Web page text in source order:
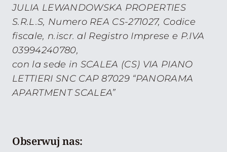
JULIA LEWANDOWSKA PROPERTIES
S.R.L.S, Numero REA CS-271027, Codice
fiscale, n.iscr. al Registro Imprese e P.IVA
03994240780,
con la sede in SCALEA (CS) VIA PIANO
LETTIERI SNC CAP 87029 “PANORAMA
APARTMENT SCALEA”
Obserwuj nas: